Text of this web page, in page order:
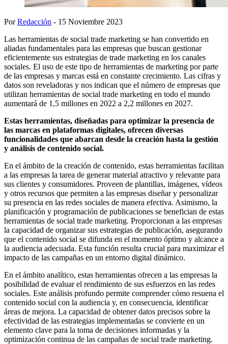
PorRedacción - 15 Noviembre 2023
Las herramientas de social trade marketing se han convertido en
aliadas fundamentales para las empresas que buscan gestionar
eficientemente sus estrategias de trade marketing en los canales
sociales. El uso de este tipo de herramientas de marketing por parte
de las empresas y marcas está en constante crecimiento. Las cifras y
datos son reveladoras y nos indican que el número de empresas que
utilizan herramientas de social trade marketing en todo el mundo
aumentará de 1,5 millones en 2022 a 2,2 millones en 2027.
Estas herramientas, diseñadas para optimizar la presencia de
las marcas en plataformas digitales, ofrecen diversas
funcionalidades que abarcan desde la creación hasta la gestión
y análisis de contenido social.
En el ámbito de la creación de contenido, estas herramientas facilitan
a las empresas la tarea de generar material atractivo y relevante para
sus clientes y consumidores. Proveen de plantillas, imágenes, vídeos
y otros recursos que permiten a las empresas diseñar y personalizar
su presencia en las redes sociales de manera efectiva. Asimismo, la
planificación y programación de publicaciones se benefician de estas
herramientas de social trade marketing. Proporcionan a las empresas
la capacidad de organizar sus estrategias de publicación, asegurando
que el contenido social se difunda en el momento óptimo y alcance a
la audiencia adecuada. Esta función resulta crucial para maximizar el
impacto de las campañas en un entorno digital dinámico.
En el ámbito analítico, estas herramientas ofrecen a las empresas la
posibilidad de evaluar el rendimiento de sus esfuerzos en las redes
sociales. Este análisis profundo permite comprender cómo resuena el
contenido social con la audiencia y, en consecuencia, identificar
áreas de mejora. La capacidad de obtener datos precisos sobre la
efectividad de las estrategias implementadas se convierte en un
elemento clave para la toma de decisiones informadas y la
optimización continua de las campañas de social trade marketing.